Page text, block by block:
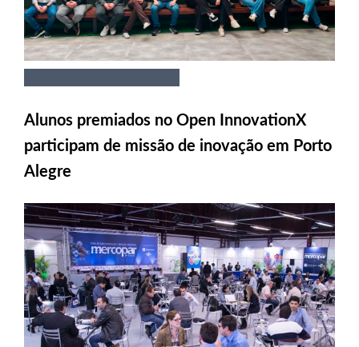
Alunos premiados no Open InnovationX
participam de missão de inovação em Porto
Alegre